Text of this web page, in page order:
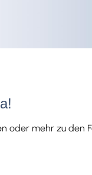
mehr zu den